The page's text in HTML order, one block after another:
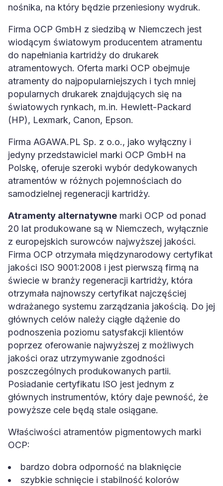
nośnika, na który będzie przeniesiony wydruk.
Firma OCP GmbH z siedzibą w Niemczech jest
wiodącym światowym producentem atramentu
do napełniania kartridży do drukarek
atramentowych. Oferta marki OCP obejmuje
atramenty do najpopularniejszych i tych mniej
popularnych drukarek znajdujących się na
światowych rynkach, m.in. Hewlett-Packard
(HP), Lexmark, Canon, Epson.
Firma AGAWA.PL Sp. z o.o., jako wyłączny i
jedyny przedstawiciel marki OCP GmbH na
Polskę, oferuje szeroki wybór dedykowanych
atramentów w różnych pojemnościach do
samodzielnej regeneracji kartridży.
Atramenty alternatywne marki OCP od ponad
20 lat produkowane są w Niemczech, wyłącznie
z europejskich surowców najwyższej jakości.
Firma OCP otrzymała międzynarodowy certyfikat
jakości ISO 9001:2008 i jest pierwszą firmą na
świecie w branży regeneracji kartridży, która
otrzymała najnowszy certyfikat najczęściej
wdrażanego systemu zarządzania jakością. Do jej
głównych celów należy ciągłe dążenie do
podnoszenia poziomu satysfakcji klientów
poprzez oferowanie najwyższej z możliwych
jakości oraz utrzymywanie zgodności
poszczególnych produkowanych partii.
Posiadanie certyfikatu ISO jest jednym z
głównych instrumentów, który daje pewność, że
powyższe cele będą stale osiągane.
Właściwości atramentów pigmentowych marki
OCP:
bardzo dobra odporność na blaknięcie
szybkie schnięcie i stabilność kolorów